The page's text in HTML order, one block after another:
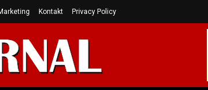
Kontakt Privacy Policy